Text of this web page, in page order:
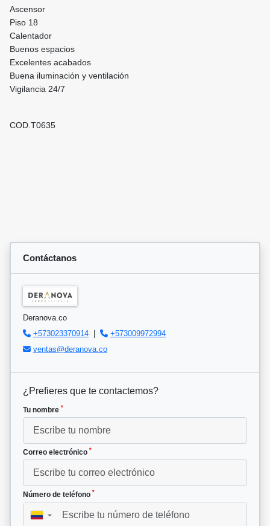
Ascensor
Piso 18
Calentador
Buenos espacios
Excelentes acabados
Buena iluminación y ventilación
Vigilancia 24/7
COD.T0635
Contáctanos
Deranova.co
+573023370914 |
+573009972994
ventas@deranova.co
¿Prefieres que te contactemos?
Tu nombre *
Correo electrónico *
Número de teléfono *
▼